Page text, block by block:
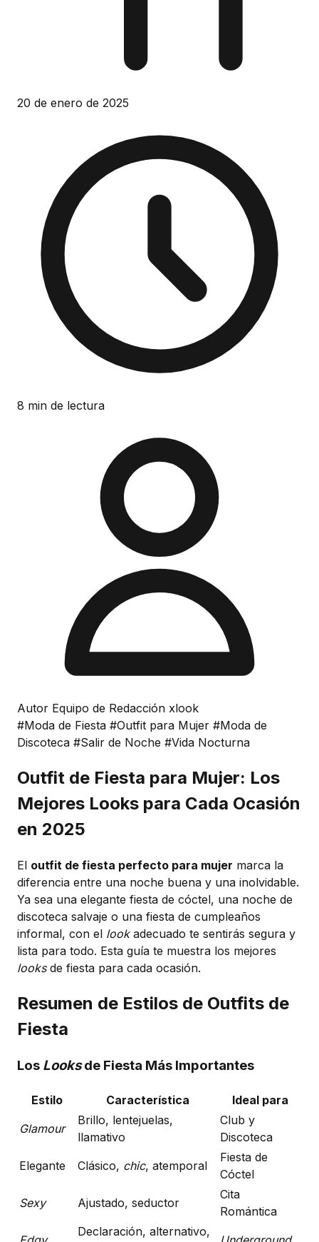
20 de enero de 2025
8 min de lectura
Autor Equipo de Redacción xlook
#Moda de Fiesta #Outfit para Mujer #Moda de
Discoteca #Salir de Noche #Vida Nocturna
Outfit de Fiesta para Mujer: Los
Mejores Looks para Cada Ocasión
en 2025
El outfit de fiesta perfecto para mujer marca la
diferencia entre una noche buena y una inolvidable.
Ya sea una elegante fiesta de cóctel, una noche de
discoteca salvaje o una fiesta de cumpleaños
informal, con el lookadecuado te sentirás segura y
lista para todo. Esta guía te muestra los mejores
looksde fiesta para cada ocasión.
Resumen de Estilos de Outfits de
Fiesta
Los Looksde Fiesta Más Importantes
Estilo Característica
Ideal para
Glamour
Brillo, lentejuelas,
llamativo
Club y
Discoteca
Elegante
Clásico, chic, atemporal
Fiesta de
Cóctel
Sexy
Ajustado, seductor
Cita
Romántica
Declaración, alternativo,